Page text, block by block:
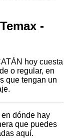
-
hoy cuesta
o regular, en
que tengan un
dónde hay
que puedes
aquí.